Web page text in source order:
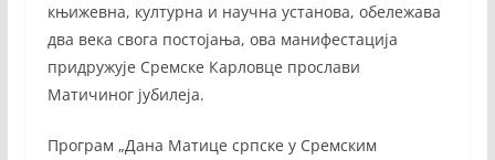
књижевна, културна и научна установа, обележава
два века свога постојања, ова манифестација
придружује Сремске Карловце прослави
Матичиног јубилеја.
Програм „Дана Матице српске у Сремским